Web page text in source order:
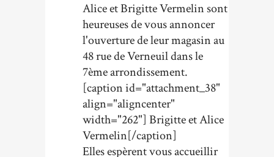
Alice et Brigitte Vermelin sont
heureuses de vous annoncer
l'ouverture de leur magasin au
48 rue de Verneuil dans le
7ème arrondissement.
[caption id="attachment_38"
align="aligncenter"
width="262"] Brigitte et Alice
Vermelin[/caption]
Elles espèrent vous accueillir